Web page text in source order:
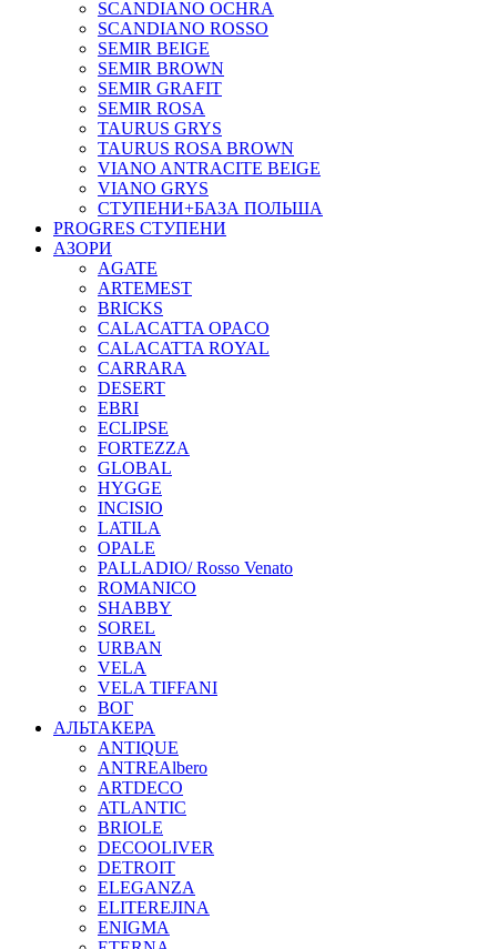
SCANDIANO OCHRA
SCANDIANO ROSSO
SEMIR BEIGE
SEMIR BROWN
SEMIR GRAFIT
SEMIR ROSA
TAURUS GRYS
TAURUS ROSA BROWN
VIANO ANTRACITE BEIGE
VIANO GRYS
СТУПЕНИ+БАЗА ПОЛЬША
PROGRES СТУПЕНИ
АЗОРИ
AGATE
ARTEMEST
BRICKS
CALACATTA OPACO
CALACATTA ROYAL
CARRARA
DESERT
EBRI
ECLIPSE
FORTEZZA
GLOBAL
HYGGE
INCISIO
LATILA
OPALE
PALLADIO/ Rosso Venato
ROMANICO
SHABBY
SOREL
URBAN
VELA
VELA TIFFANI
ВОГ
АЛЬТАКЕРА
ANTIQUE
ANTREAlbero
ARTDECO
ATLANTIC
BRIOLE
DECOOLIVER
DETROIT
ELEGANZA
ELITEREJINA
ENIGMA